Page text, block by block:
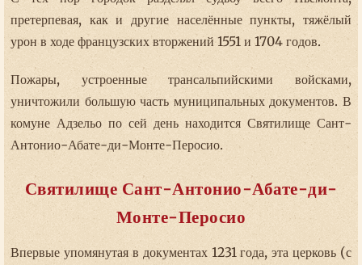
претерпевая, как и другие населённые пункты, тяжёлый
урон в ходе французских вторжений 1551 и 1704 годов.
Пожары, устроенные трансальпийскими войсками,
уничтожили большую часть муниципальных документов. В
комуне Адзельо по сей день находится Святилище Сант-
Антонио-Абате-ди-Монте-Перосио.
Святилище Сант-Антонио-Абате-ди-
Монте-Перосио
Впервые упомянутая в документах 1231 года, эта церковь (с